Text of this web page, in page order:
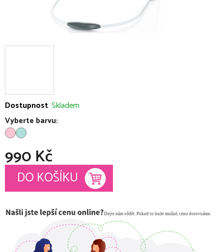
Dostupnost Skladem
Vyberte barvu:
990 Kč
Měrná cena:
DO KOŠÍKU